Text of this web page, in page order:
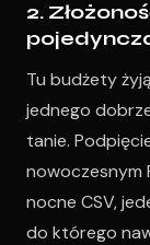
2.
Tu budżety
jednego
tanie.
nowoczesnym
nocne CSV,
do którego